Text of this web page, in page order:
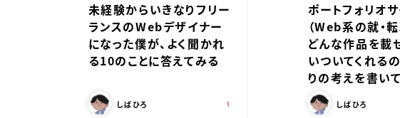
未経験からいきなりフリー
ランスのWebデザイナー
になった僕が、よく聞かれ
る10のことに答えてみる
この記事を書いた人：
しばひろ スキ：
1
ポートフォリオサ
（Web系の就・
どんな作品を載
いついてくれる
りの考えを書い
この記事を書いた人：
しばひろ